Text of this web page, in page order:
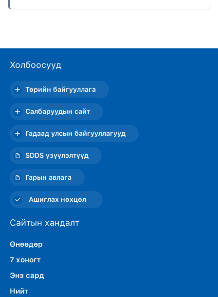
Холбоосууд
Төрийн байгууллага
Салбаруудын сайт
Гадаад улсын байгууллагууд
SDDS үзүүлэлтүүд
Гарын авлага
Ашиглах нөхцөл
Сайтын хандалт
Өнөөдөр
7 хоногт
Энэ сард
Нийт